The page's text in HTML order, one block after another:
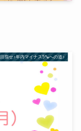
目指せ♪年内マイナス5㌔への道♪